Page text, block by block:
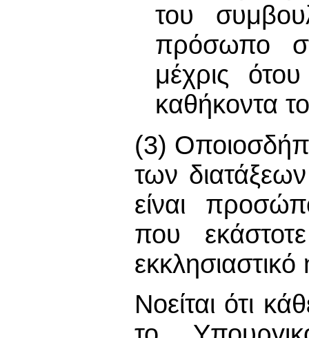
του
πρόσωπο
μέχρις
καθήκοντα
(3)
των
είναι
που
Νοείται ότι